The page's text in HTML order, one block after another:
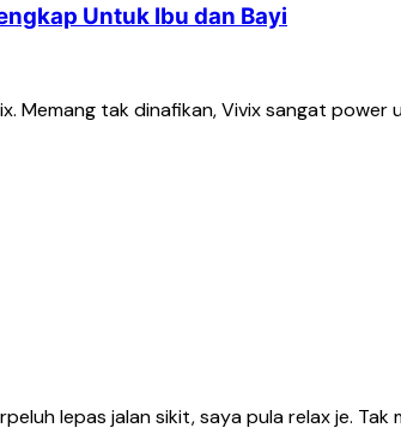
Untuk Ibu dan Bayi
Memang tak dinafikan, Vivix sangat
lepas jalan sikit, saya pula relax je. Tak